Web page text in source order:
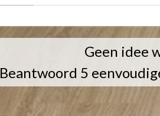
Geen idee
Beantwoord 5